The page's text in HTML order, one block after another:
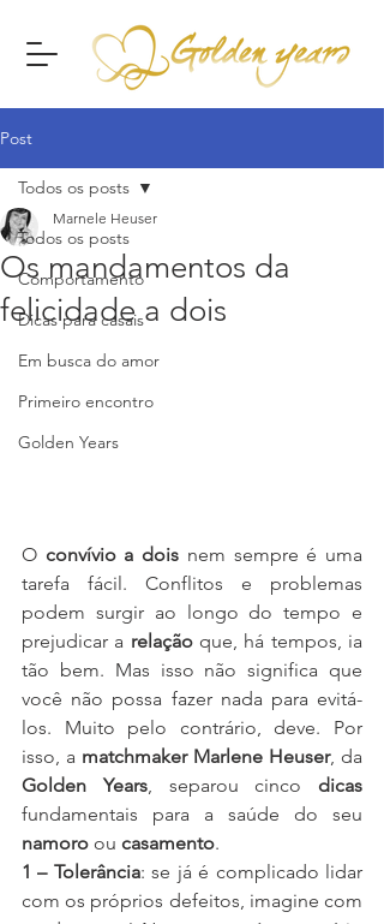
Post
Todos os posts
Comportamento
Dicas para casais
Em busca do amor
Primeiro encontro
Golden Years
Todos os posts
Os mandamentos da
felicidade a dois
Marnele Heuser
O convívio a dois nem sempre é uma
tarefa fácil. Conflitos e problemas
podem surgir ao longo do tempo e
prejudicar a relação que, há tempos, ia
tão bem. Mas isso não significa que
você não possa fazer nada para evitá-
los. Muito pelo contrário, deve. Por
isso, a matchmaker Marlene Heuser
Golden Years, separou cinco dicas
namoro ou casamento.
1 – Tolerância: se já é complicado lidar
com os próprios defeitos, imagine com